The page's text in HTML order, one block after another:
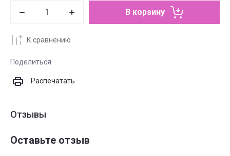
В корзину
К сравнению
Поделиться
Распечатать
Отзывы
Оставьте отзыв